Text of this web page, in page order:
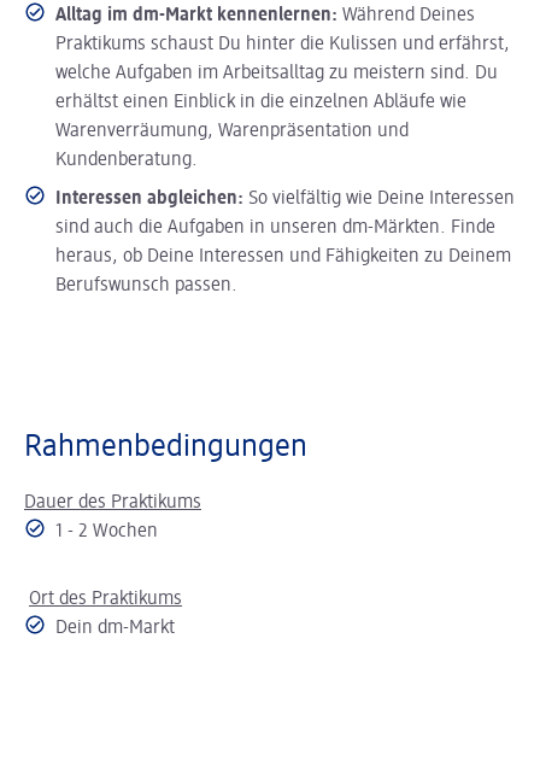
Alltag im dm-Markt kennenlernen: Während Deines
Praktikums schaust Du hinter die Kulissen und erfährst,
welche Aufgaben im Arbeitsalltag zu meistern sind. Du
erhältst einen Einblick in die einzelnen Abläufe wie
Warenverräumung, Warenpräsentation und
Kundenberatung.
Interessen abgleichen: So vielfältig wie Deine Interessen
sind auch die Aufgaben in unseren dm-Märkten. Finde
heraus, ob Deine Interessen und Fähigkeiten zu Deinem
Berufswunsch passen.
Rahmenbedingungen
Dauer des Praktikums
1 - 2 Wochen
Ort des Praktikums
Dein dm-Markt